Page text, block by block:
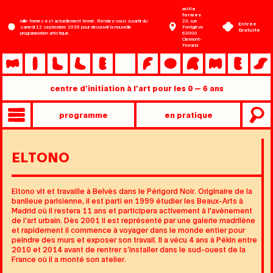
contenu
mille formes est actuellement fermé. Rendez-vous à partir du
samedi 12 septembre 2026 pour découvrir la nouvelle
programmation artistique.
mille
formes
23, rue
Fontgiève
63000
Clermont-
Ferrand
Entrée
Gratuite
centre d’initiation à l’art pour les 0 — 6 ans
Entrée
rapide
programme en pratique
niveau
ELTONO
Eltono vit et travaille à Belvès dans le Périgord Noir. Originaire de la
banlieue parisienne, il est parti en 1999 étudier les Beaux-Arts à
Madrid où il restera 11 ans et participera activement à l'avènement
de l’art urbain. Dès 2001 il est représenté par une galerie madrilène
et rapidement il commence à voyager dans le monde entier pour
peindre des murs et exposer son travail. Il a vécu 4 ans à Pékin entre
2010 et 2014 avant de rentrer s’installer dans le sud-ouest de la
France où il a monté son atelier.